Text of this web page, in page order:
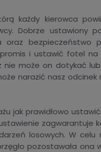
każdy kierowca
Dobrze ustawiony
oraz bezpieczeństwo
i ustawić fotel
nie może on dotykać
narazić nasz odcinek
jak prawidłowo
zagwarantuje
losowych. W
pozostawała ona